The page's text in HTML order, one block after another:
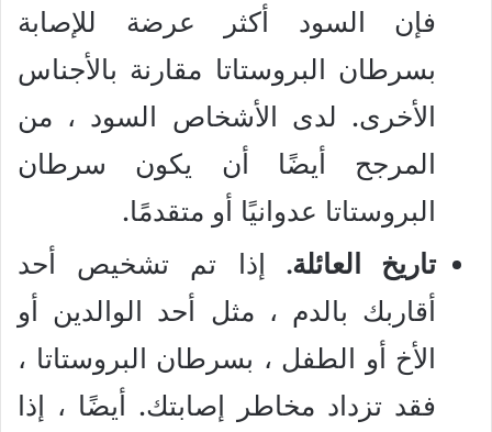
فإن السود أكثر عرضة للإصابة
بسرطان البروستاتا مقارنة بالأجناس
الأخرى. لدى الأشخاص السود ، من
المرجح أيضًا أن يكون سرطان
البروستاتا عدوانيًا أو متقدمًا.
تاريخ العائلة. إذا تم تشخيص أحد
أقاربك بالدم ، مثل أحد الوالدين أو
الأخ أو الطفل ، بسرطان البروستاتا ،
فقد تزداد مخاطر إصابتك. أيضًا ، إذا